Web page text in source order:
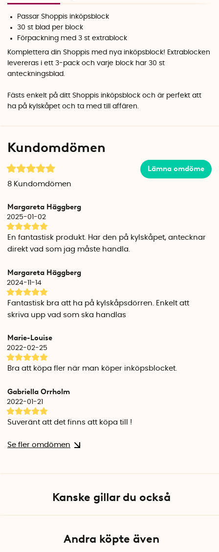
Passar Shoppis inköpsblock
30 st blad per block
Förpackning med 3 st extrablock
Komplettera din Shoppis med nya inköpsblock! Extrablocken
levereras i ett 3-pack och varje block har 30 st
anteckningsblad.
Fästs enkelt på ditt Shoppis inköpsblock och är perfekt att
ha på kylskåpet och ta med till affären.
Kundomdömen
Lämna omdöme
8 Kundomdömen
Margareta Häggberg
2025-01-02
En fantastisk produkt. Har den på kylskåpet, antecknar
direkt vad som jag måste handla.
Margareta Häggberg
2024-11-14
Fantastisk bra att ha på kylskåpsdörren. Enkelt att
skriva upp vad som ska handlas
Marie-Louise
2022-02-25
Bra att köpa fler när man köper inköpsblocket.
Gabriella Orrholm
2022-01-21
Suveränt att det finns att köpa till !
Se fler omdömen
Kanske gillar du också
Andra köpte även